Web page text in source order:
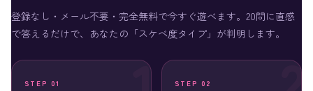
登録なし・メール不要・完全無料で今すぐ遊べます。20問に直感
で答えるだけで、あなたの「スケベ度タイプ」が判明します。
STEP 01 STEP 02